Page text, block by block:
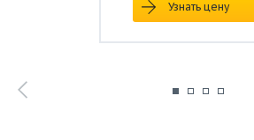
Узнать цену